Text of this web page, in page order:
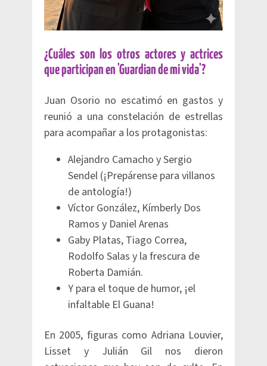
¿Cuáles son los otros actores y actrices
que participan en 'Guardian de mi vida'?
Juan Osorio no escatimó en gastos y
reunió a una constelación de estrellas
para acompañar a los protagonistas:
Alejandro Camacho y Sergio
Sendel (¡Prepárense para villanos
de antología!)
Víctor González, Kímberly Dos
Ramos y Daniel Arenas
Gaby Platas, Tiago Correa,
Rodolfo Salas y la frescura de
Roberta Damián.
Y para el toque de humor, ¡el
infaltable El Guana!
En 2005, figuras como Adriana Louvier,
Lisset y Julián Gil nos dieron